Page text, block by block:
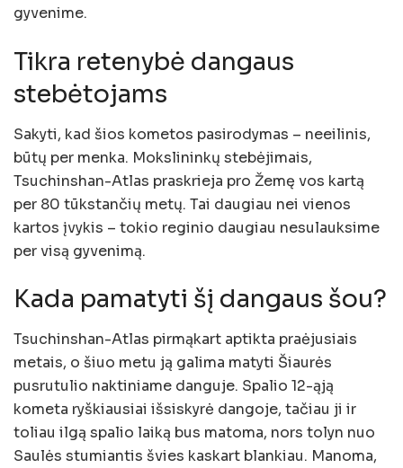
gyvenime.
Tikra retenybė dangaus
stebėtojams
Sakyti, kad šios kometos pasirodymas – neeilinis,
būtų per menka. Mokslininkų stebėjimais,
Tsuchinshan-Atlas praskrieja pro Žemę vos kartą
per 80 tūkstančių metų. Tai daugiau nei vienos
kartos įvykis – tokio reginio daugiau nesulauksime
per visą gyvenimą.
Kada pamatyti šį dangaus šou?
Tsuchinshan-Atlas pirmąkart aptikta praėjusiais
metais, o šiuo metu ją galima matyti Šiaurės
pusrutulio naktiniame danguje. Spalio 12-ąją
kometa ryškiausiai išsiskyrė dangoje, tačiau ji ir
toliau ilgą spalio laiką bus matoma, nors tolyn nuo
Saulės stumiantis švies kaskart blankiau. Manoma,